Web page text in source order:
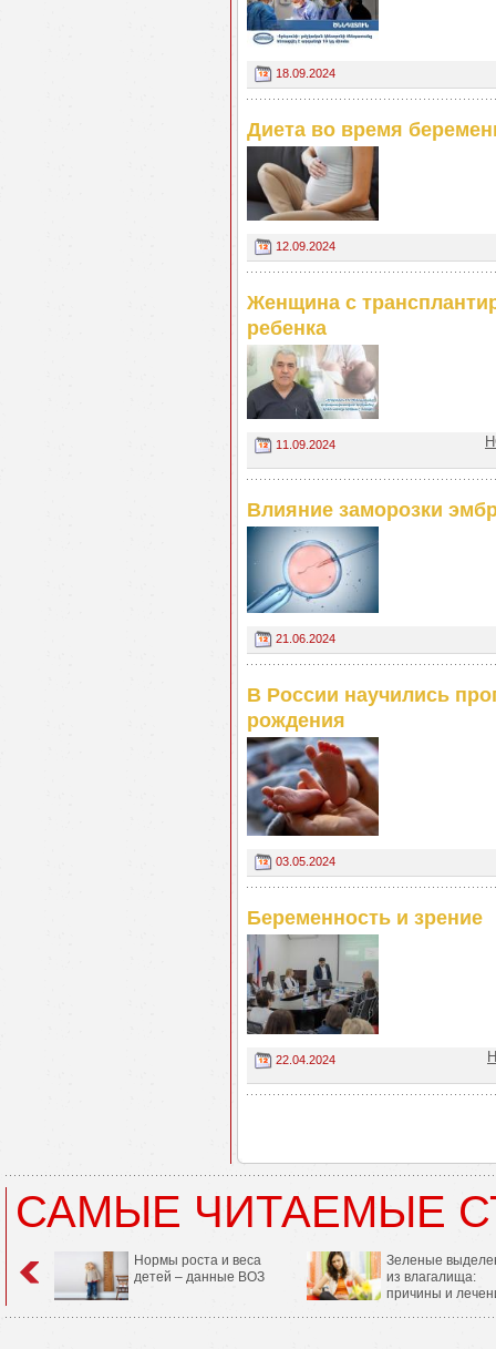
18.09.2024
Диета во время
12.09.2024
Женщина c
ребенка
11.09.2024
Влияние заморозки
21.06.2024
В России научились
рождения
03.05.2024
Беременность и зрение
22.04.2024
САМЫЕ ЧИТАЕМЫЕ
Нормы роста и веса
детей – данные ВОЗ
Зеленые
из влагалища:
причины и